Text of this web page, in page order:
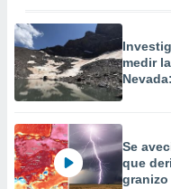
medir
Se
que